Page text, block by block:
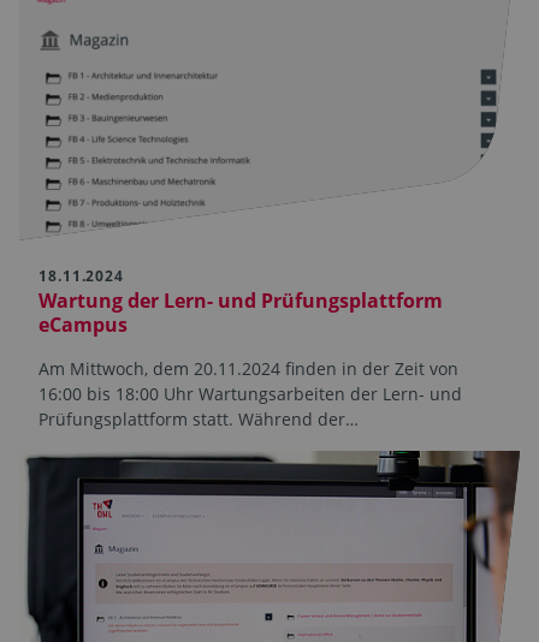
18.11.2024
Wartung der Lern- und Prüfungsplattform
eCampus
Am Mittwoch, dem 20.11.2024 finden in der Zeit von
16:00 bis 18:00 Uhr Wartungsarbeiten der Lern- und
Prüfungsplattform statt. Während der…